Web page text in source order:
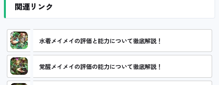
関連リンク
水着メイメイの評価と能力について徹底解説！
覚醒メイメイの評価の能力について徹底解説！